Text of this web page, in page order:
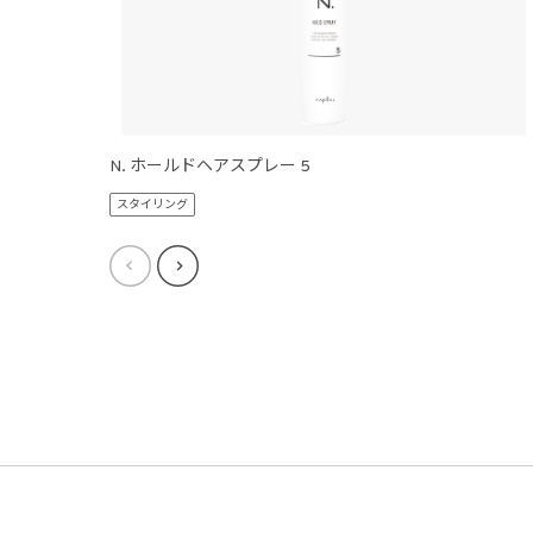
N. ホールドヘアスプレー 5
スタイリング